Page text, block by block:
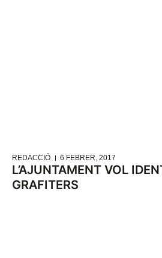
REDACCIÓ 6 FEBRER, 2017
L’AJUNTAMENT VOL
GRAFITERS